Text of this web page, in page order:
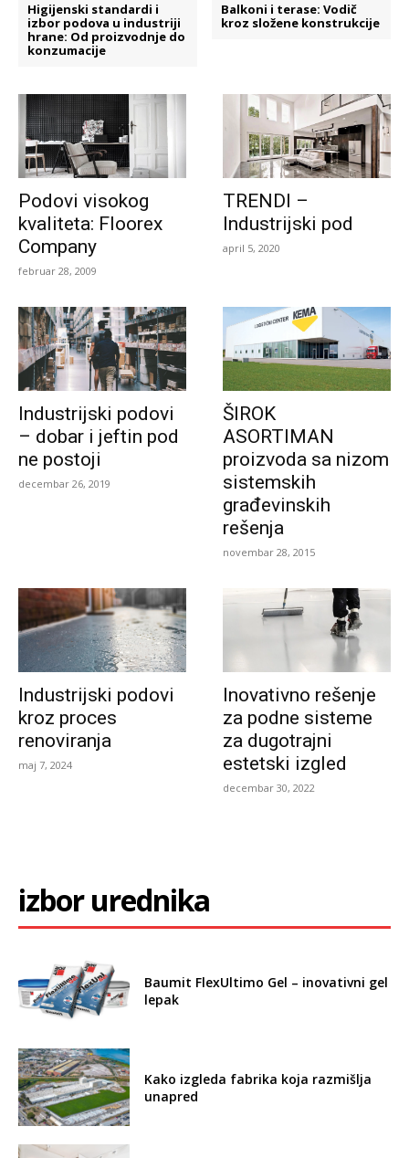
Higijenski standardi i
izbor podova u industriji
hrane: Od proizvodnje do
konzumacije
Balkoni i terase: Vodič
kroz složene konstrukcije
Podovi visokog
kvaliteta: Floorex
Company
februar 28, 2009
TRENDI –
Industrijski pod
april 5, 2020
Industrijski podovi
– dobar i jeftin pod
ne postoji
decembar 26, 2019
ŠIROK
ASORTIMAN
proizvoda sa nizom
sistemskih
građevinskih
rešenja
novembar 28, 2015
Industrijski podovi
kroz proces
renoviranja
maj 7, 2024
Inovativno rešenje
za podne sisteme
za dugotrajni
estetski izgled
decembar 30, 2022
izbor urednika
Baumit FlexUltimo Gel – inovativni gel
lepak
Kako izgleda fabrika koja razmišlja
unapred